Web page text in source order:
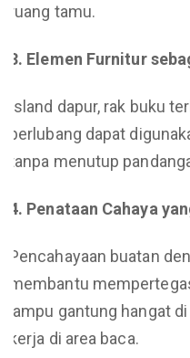
ruang tamu.
3. Elemen Furnitur
Island dapur, rak buku
berlubang dapat
tanpa menutup
4. Penataan Cahaya
Pencahayaan buatan
membantu
lampu gantung hangat
kerja di area baca.